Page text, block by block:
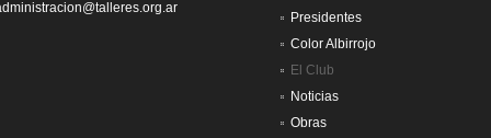
Presidentes
Color Albirrojo
El Club
Noticias
Obras